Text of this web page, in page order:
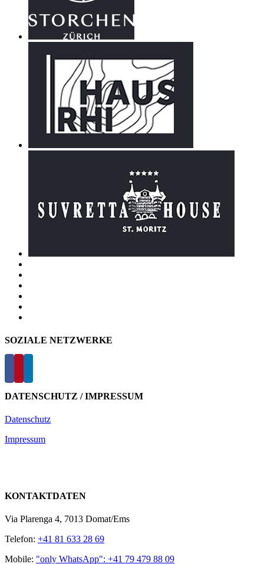
SOZIALE NETZWERKE
DATENSCHUTZ / IMPRESSUM
Datenschutz
Impressum
KONTAKTDATEN
Via Plarenga 4, 7013 Domat/Ems
Telefon: +41 81 633 28 69
Mobile: "only WhatsApp": +41 79 479 88 09